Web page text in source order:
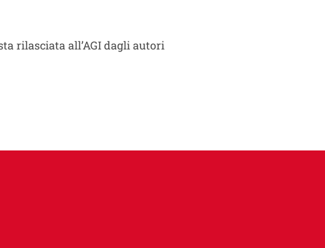
rilasciata all’AGI dagli autori